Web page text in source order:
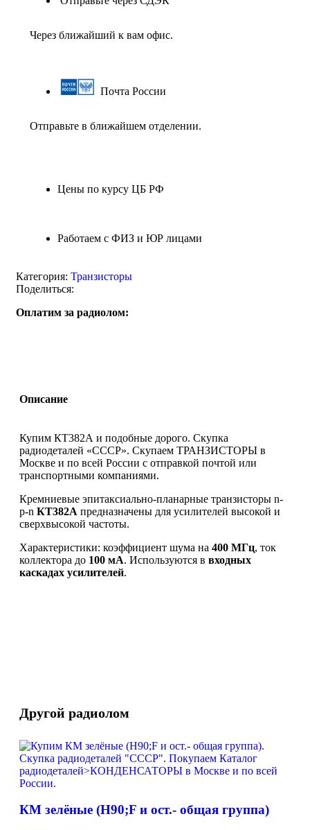
Через ближайший к вам офис.
Почта России
Отправьте в ближайшем отделении.
Цены по курсу ЦБ РФ
Работаем с ФИЗ и ЮР лицами
Категория: Транзисторы
Поделиться:
Оплатим за радиолом:
Описание
Купим КТ382А и подобные дорого. Скупка
радиодеталей «СССР». Скупаем ТРАНЗИСТОРЫ в
Москве и по всей России с отправкой почтой или
транспортными компаниями.
Кремниевые эпитаксиально-планарные транзисторы n-
p-n КТ382А предназначены для усилителей высокой и
сверхвысокой частоты.
Характеристики: коэффициент шума на 400 МГц, ток
коллектора до 100 мА. Используются в входных
каскадах усилителей.
Другой радиолом
КМ зелёные (H90;F и ост.- общая группа)